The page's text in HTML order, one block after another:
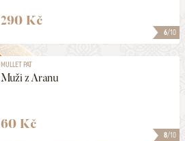
6/10
290 Kč
8/10
MULLET PAT
Muži z Aranu
60 Kč